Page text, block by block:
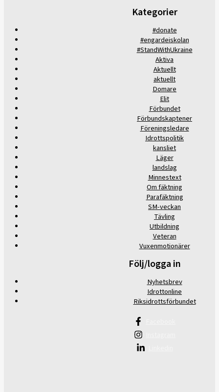
Kategorier
#donate
#engardeiskolan
#StandWithUkraine
Aktiva
Aktuellt
aktuellt
Domare
Elit
Förbundet
Förbundskaptener
Föreningsledare
Idrottspolitik
kansliet
Läger
landslag
Minnestext
Om fäktning
Parafäktning
SM-veckan
Tävling
Utbildning
Veteran
Vuxenmotionärer
Följ/logga in
Nyhetsbrev
Idrottonline
Riksidrottsförbundet